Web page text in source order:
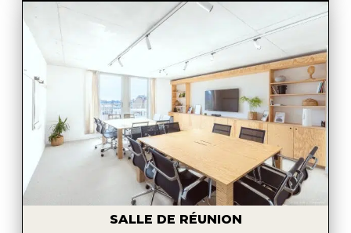
SALLE DE RÉUNION